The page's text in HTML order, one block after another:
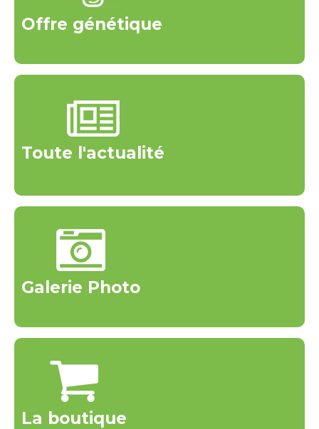
Offre génétique
Toute l'actualité
Galerie Photo
La boutique